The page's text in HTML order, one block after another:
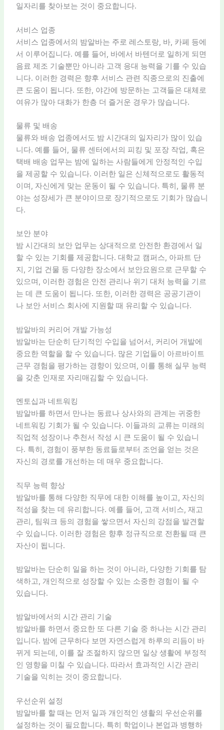
일자리를 찾아보는 것이 중요합니다.
서비스 업종
서비스 업종에서의 밤알바는 주로 레스토랑, 바, 카페 등에
서 이루어집니다. 예를 들어, 바에서 바텐더로 일하게 되면
음료 제조 기술뿐만 아니라 고객 응대 능력을 기를 수 있습
니다. 이러한 경력은 향후 서비스 관련 직종으로의 진출에
큰 도움이 됩니다. 또한, 야간에 방문하는 고객들은 대체로
여유가 많아 대화가 한층 더 즐거운 경우가 많습니다.
물류 및 배송
물류와 배송 업종에서도 밤 시간대의 일자리가 많이 있습
니다. 예를 들어, 물류 센터에서의 피킹 및 포장 작업, 혹은
택배 배송 업무는 밤에 일하는 사람들에게 안정적인 수입
을 제공할 수 있습니다. 이러한 일은 신체적으로도 활동적
이며, 자신에게 맞는 운동이 될 수 있습니다. 특히, 물류 분
야는 성장세가 큰 분야이므로 장기적으로도 기회가 많습니
다.
보안 분야
밤 시간대의 보안 업무는 상대적으로 안전한 환경에서 일
할 수 있는 기회를 제공합니다. 대학교 캠퍼스, 아파트 단
지, 기업 건물 등 다양한 장소에서 보안요원으로 근무할 수
있으며, 이러한 경험은 안전 관리나 위기 대처 능력을 기르
는 데 큰 도움이 됩니다. 또한, 이러한 경력은 공공기관이
나 보안 서비스 회사에 지원할 때 유리할 수 있습니다.
밤알바의 커리어 개발 가능성
밤알바는 단순히 단기적인 수입을 넘어서, 커리어 개발에
중요한 역할을 할 수 있습니다. 많은 기업들이 아르바이트
근무 경험을 평가하는 경향이 있으며, 이를 통해 실무 능력
을 갖춘 인재로 자리매김할 수 있습니다.
멘토십과 네트워킹
밤알바를 하면서 만나는 동료나 상사와의 관계는 귀중한
네트워킹 기회가 될 수 있습니다. 이들과의 교류는 미래의
직업적 성장이나 추천서 작성 시 큰 도움이 될 수 있습니
다. 특히, 경험이 풍부한 동료들로부터 조언을 얻는 것은
자신의 경로를 개선하는 데 매우 중요합니다.
직무 능력 향상
밤알바를 통해 다양한 직무에 대한 이해를 높이고, 자신의
적성을 찾는 데 유리합니다. 예를 들어, 고객 서비스, 재고
관리, 팀워크 등의 경험을 쌓으면서 자신의 강점을 발견할
수 있습니다. 이러한 경험은 향후 정규직으로 전환될 때 큰
자산이 됩니다.
밤알바는 단순히 일을 하는 것이 아니라, 다양한 기회를 탐
색하고, 개인적으로 성장할 수 있는 소중한 경험이 될 수
있습니다.
밤알바에서의 시간 관리 기술
밤알바를 하면서 중요한 또 다른 기술 중 하나는 시간 관리
입니다. 밤에 근무하다 보면 자연스럽게 하루의 리듬이 바
뀌게 되는데, 이를 잘 조절하지 않으면 일상 생활에 부정적
인 영향을 미칠 수 있습니다. 따라서 효과적인 시간 관리
기술을 익히는 것이 중요합니다.
우선순위 설정
밤알바를 할 때는 먼저 일과 개인적인 생활의 우선순위를
설정하는 것이 필요합니다. 특히 학업이나 본업과 병행하